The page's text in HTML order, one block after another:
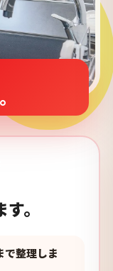
。
で整理しま